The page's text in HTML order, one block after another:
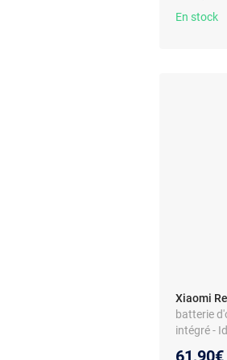
En stock
Xiaomi
batterie
intégré -